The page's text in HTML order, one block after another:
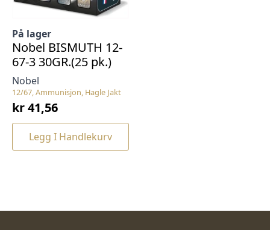
12/67, Ammunisjon, Hagle Jakt
Nobel
På lager
Nobel BISMUTH 12-
67-3 30GR.(25 pk.)
kr41,56
Legg I Handlekurv